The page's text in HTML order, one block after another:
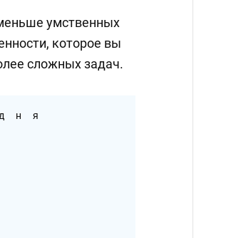
умственных
которое вы
сложных задач.